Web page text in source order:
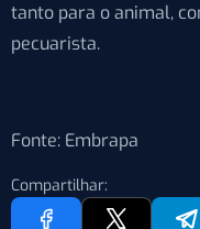
tanto para o animal,
pecuarista.
Fonte: Embrapa
Compartilhar: